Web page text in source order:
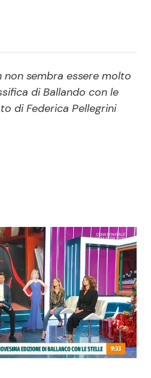
Reality e Talent
Soap Opera
Cucina e Ricette
Consigli di Cucina
Dolci
sembra essere molto
di Ballando con le
di Federica Pellegrini